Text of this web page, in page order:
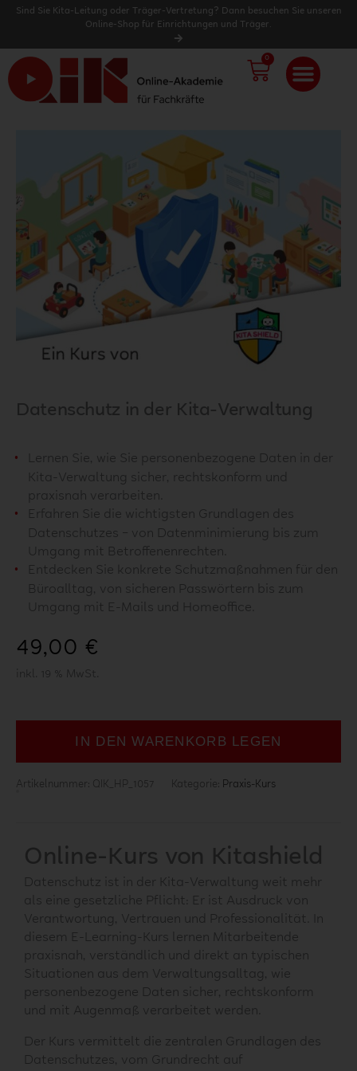
Sind Sie Kita-Leitung oder Träger-Vertretung? Dann besuchen Sie unseren
Online-Shop für Einrichtungen und Träger.
0
Datenschutz in der Kita-Verwaltung
Lernen Sie, wie Sie personenbezogene Daten in der
Kita-Verwaltung sicher, rechtskonform und
praxisnah verarbeiten.
Erfahren Sie die wichtigsten Grundlagen des
Datenschutzes – von Datenminimierung bis zum
Umgang mit Betroffenenrechten.
Entdecken Sie konkrete Schutzmaßnahmen für den
Büroalltag, von sicheren Passwörtern bis zum
Umgang mit E-Mails und Homeoffice.
49,00 €
inkl. 19 % MwSt.
IN DEN WARENKORB LEGEN
Artikelnummer: QIK_HP_1057 Kategorie: Praxis-Kurs
Online-Kurs von Kitashield
Datenschutz ist in der Kita-Verwaltung weit mehr
als eine gesetzliche Pflicht: Er ist Ausdruck von
Verantwortung, Vertrauen und Professionalität. In
diesem E-Learning-Kurs lernen Mitarbeitende
praxisnah, verständlich und direkt an typischen
Situationen aus dem Verwaltungsalltag, wie
personenbezogene Daten sicher, rechtskonform
und mit Augenmaß verarbeitet werden.
Der Kurs vermittelt die zentralen Grundlagen des
Datenschutzes, vom Grundrecht auf